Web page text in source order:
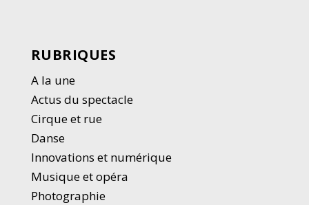
RUBRIQUES
A la une
Actus du spectacle
Cirque et rue
Danse
Innovations et numérique
Musique et opéra
Photographie